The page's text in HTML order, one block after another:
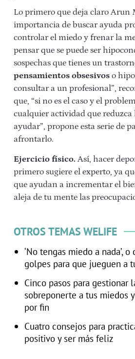
Lo primero que deja claro Arun
importancia de buscar ayuda
controlar el miedo y frenar la
pensar que se puede ser
sospechas que tienes un
pensamientos obsesivos o
consultar a un profesional”,
que, “si no es el caso y el
cualquier actividad que reduzca
ayudar”, propone esta serie de
afrontarlo.
Ejercicio físico. Así, hacer
primero sugiere el experto, ya
que ayudan a incrementar el
aleja de tu mente las
OTROS TEMAS WELIFE
‘No tengas miedo a nada’,
golpes para que jueguen a
Cinco pasos para gestionar
sobreponerte a tus miedos
por fin
Cuatro consejos para
positivo y ser más feliz